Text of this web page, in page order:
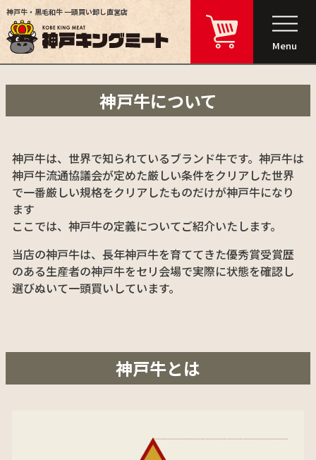
神戸牛・黒毛和牛 一頭買い卸し直営店
Menu
神戸牛について
神戸牛は、世界で知られているブランド牛です。神戸牛は
神戸牛流通協議会が定めた厳しい条件をクリアした世界
で一番厳しい規格をクリアしたものだけが神戸牛になり
ます
ここでは、神戸牛の定義についてご紹介いたします。
当店の神戸牛は、長年神戸牛を育ててきた優秀賞受賞歴
のある生産者の神戸牛をセリ会場で実際に状態を確認し
選びぬいて一頭買いしています。
神戸牛とは